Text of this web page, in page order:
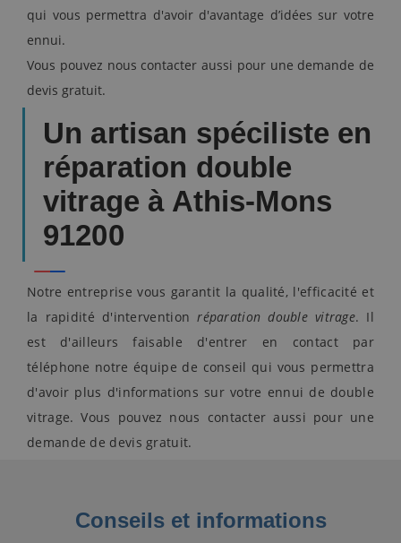
qui vous permettra d'avoir d'avantage d’idées sur votre
ennui.
Vous pouvez nous contacter aussi pour une demande de
devis gratuit.
Un artisan spéciliste en
réparation double
vitrage à Athis-Mons
91200
Notre entreprise vous garantit la qualité, l'efficacité et
la rapidité d'interventionréparation double vitrage. Il
est d'ailleurs faisable d'entrer en contact par
téléphone notre équipe de conseil qui vous permettra
d'avoir plus d'informations sur votre ennui de double
vitrage. Vous pouvez nous contacter aussi pour une
demande de devis gratuit.
Conseils et informations